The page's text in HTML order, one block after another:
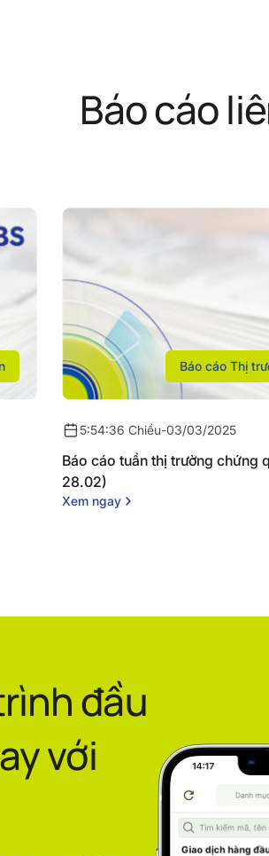
Báo cáo
Báo cáo Thị
5:54:36 Chiều-03/03/2025
Báo cáo tuần thị trường chứng
28.02)
Xem ngay
đầu
với